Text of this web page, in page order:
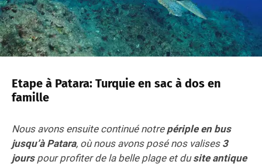
Etape à Patara: Turquie en sac à dos en
famille
Nous avons ensuite continué notrepériple en bus
jusqu’à Patara, où nous avons posé nos valises 3
jourspour profiter de la belle plage et dusite antique